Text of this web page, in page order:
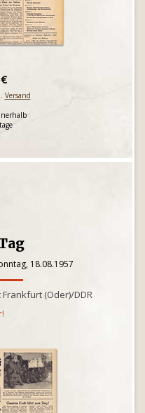
Versand
18.08.1957
(Oder)/DDR